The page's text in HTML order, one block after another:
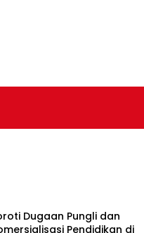
Dugaan Pungli dan
Pendidikan di